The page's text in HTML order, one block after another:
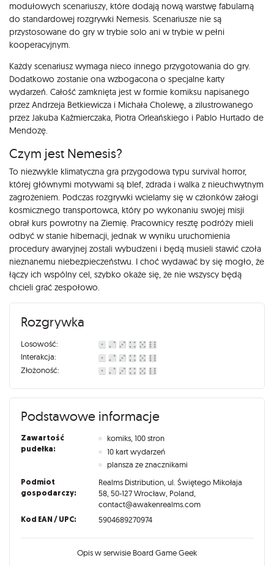
modułowych scenariuszy, które dodają nową warstwę fabularną
do standardowej rozgrywki Nemesis. Scenariusze nie są
przystosowane do gry w trybie solo ani w trybie w pełni
kooperacyjnym.
Każdy scenariusz wymaga nieco innego przygotowania do gry.
Dodatkowo zostanie ona wzbogacona o specjalne karty
wydarzeń. Całość zamknięta jest w formie komiksu napisanego
przez Andrzeja Betkiewicza i Michała Cholewę, a zilustrowanego
przez Jakuba Kaźmierczaka, Piotra Orleańskiego i Pablo Hurtado de
Mendozę.
Czym jest Nemesis?
To niezwykle klimatyczna gra przygodowa typu survival horror,
której głównymi motywami są blef, zdrada i walka z nieuchwytnym
zagrożeniem. Podczas rozgrywki wcielamy się w członków załogi
kosmicznego transportowca, który po wykonaniu swojej misji
obrał kurs powrotny na Ziemię. Pracownicy resztę podróży mieli
odbyć w stanie hibernacji, jednak w wyniku uruchomienia
procedury awaryjnej zostali wybudzeni i będą musieli stawić czoła
nieznanemu niebezpieczeństwu. I choć wydawać by się mogło, że
łączy ich wspólny cel, szybko okaże się, że nie wszyscy będą
chcieli grać zespołowo.
Rozgrywka
Losowość:
Interakcja:
Złożoność:
Podstawowe informacje
Zawartość
pudełka:
komiks, 100 stron
10 kart wydarzeń
plansza ze znacznikami
Podmiot
gospodarczy:
Realms Distribution, ul. Świętego Mikołaja
58, 50-127 Wrocław, Poland,
contact@awakenrealms.com
Kod EAN / UPC: 5904689270974
Opis w serwisie Board Game Geek